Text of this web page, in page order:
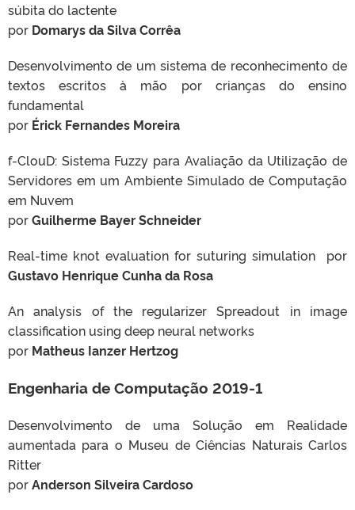
súbita do lactente
por Domarysda Silva Corrêa
Desenvolvimento de um sistema de reconhecimento de
textos escritos à mão por crianças do ensino
fundamental
por Érick Fernandes Moreira
f-ClouD: Sistema Fuzzy para Avaliação da Utilização de
Servidores em um Ambiente Simulado de Computação
em Nuvem
porGuilherme BayerSchneider
Real-time knot evaluation for suturing simulation por
Gustavo Henrique Cunhada Rosa
An analysis of the regularizer Spreadout in image
classification using deep neural networks
por Matheus Ianzer Hertzog
Engenharia de Computação 2019-1
Desenvolvimento de uma Solução em Realidade
aumentada para o Museu de Ciências Naturais Carlos
Ritter
porAnderson SilveiraCardoso